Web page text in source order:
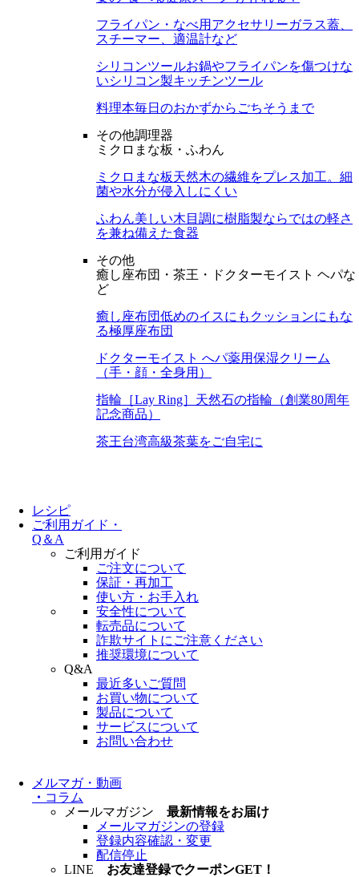
フライパン・なべ用アクセサリーガラス蓋、
スチーマー、適温計など
シリコンツールお鍋やフライパンを傷つけな
いシリコン製キッチンツール
料理本毎日のおかずからごちそうまで
その他調理器
ミクロまな板・ふわん
ミクロまな板天然木の繊維をプレス加工。細
菌や水分が侵入しにくい
ふわん美しい木目調に樹脂製ならではの軽さ
を兼ね備えた食器
その他
癒し座布団・茶王・ドクターモイスト ヘパな
ど
癒し座布団低めのイスにもクッションにもな
る極厚座布団
ドクターモイスト へパ薬用保湿クリーム
（手・顔・全身用）
指輪［Lay Ring］ 天然石の指輪（創業80周年
記念商品）
茶王台湾高級茶葉をご自宅に
レシピ
ご利用ガイド・
Q＆A
ご利用ガイド
ご注文について
保証・再加工
使い方・お手入れ
安全性について
転売品について
詐欺サイトにご注意ください
推奨環境について
Q&A
最近多いご質問
お買い物について
製品について
サービスについて
お問い合わせ
メルマガ・動画
・ コラム
メールマガジン 最新情報をお届け
メールマガジンの登録
登録内容確認・変更
配信停止
LINE お友達登録でクーポンGET！